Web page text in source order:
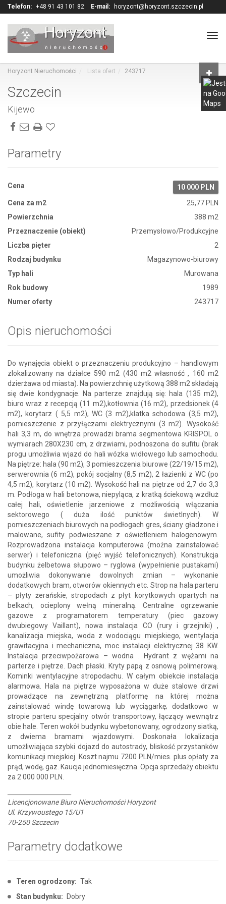
Telefon: +48 91 43 101 82 E-mail: horyzont@horyzont.szczecin.pl
Horyzont Nieruchomości Lista ofert 243717
Szczecin
Kijewo
Parametry
Cena
10 000 PLN
Cena za m2
25,77 PLN
Powierzchnia
388 m2
Przeznaczenie (obiekt)
Przemysłowo/Produkcyjne
Liczba pięter
2
Rodzaj budynku
Magazynowo-biurowy
Typ hali
Murowana
Rok budowy
1989
Numer oferty
243717
Opis nieruchomości
Do wynajęcia obiekt o przeznaczeniu produkcyjno – handlowym
zlokalizowany na działce 590 m2 (430 m2 własność , 160 m2
dzierżawa od miasta). Na powierzchnię użytkową 388 m2 składają
się dwie kondygnacje. Na parterze znajdują się: hala (135 m2),
biuro wraz z recepcją (11 m2),kotłownia (16 m2), przedsionek (4
m2), korytarz ( 5,5 m2), WC (3 m2),klatka schodowa (3,5 m2),
pomieszczenie z przyłączami elektrycznymi (3 m2). Wysokość
hali 3,3 m, do wnętrza prowadzi brama segmentowa KRISPOL o
wymiarach 280X230 cm, z drzwiami, podnoszona do sufitu (brak
progu umożliwia wjazd do hali wózka widłowego lub samochodu.
Na piętrze: hala (90 m2), 3 pomieszczenia biurowe (22/19/15 m2),
serwerownia (6 m2), pokój socjalny (8,5 m2), 2 łazienki z WC (po
4,5 m2), korytarz (10 m2). Wysokość hali na piętrze od 2,7 do 3,3
m. Podłoga w hali betonowa, niepyląca, z kratką ściekową wzdłuż
całej hali, oświetlenie jarzeniowe z możliwością włączania
sektorowego ( duża ilość punktów świetlnych). W
pomieszczeniach biurowych na podłogach gres, ściany gładzone i
malowane, sufity podwieszane z oświetleniem halogenowym.
Rozprowadzona instalacja komputerowa (można zainstalować
serwer) i telefoniczna (pięć wyjść telefonicznych). Konstrukcja
budynku żelbetowa słupowo – ryglowa (wypełnienie pustakami)
umożliwia dokonywanie dowolnych zmian – wykonanie
dodatkowych bram, otworów okiennych etc. Strop na hala parteru
– płyty żerańskie, stropodach z płyt korytkowych opartych na
belkach, ocieplony wełną mineralną. Centralne ogrzewanie
gazowe z programatorem temperatury (piec gazowy
dwubiegowy Vaillant), nowa instalacja CO (rury i grzejniki) ,
kanalizacja miejska, woda z wodociągu miejskiego, wentylacja
grawitacyjna i mechaniczna, moc instalacji elektrycznej 38 KW.
Instalacja przeciwpożarowa – wodna . Hydrant z wężami na
parterze i piętrze. Dach płaski. Kryty papą z osnową polimerową.
Kominki wentylacyjne stropodachu. W całym obiekcie instalacja
alarmowa. Hala na piętrze wyposażona w duże stalowe drzwi
prowadzące na zewnętrzną platformę na której można
zainstalować windę towarową lub wyciągarkę; dodatkowo w
stropie parteru specjalny otwór transportowy, łączący wewnątrz
obie hale. Teren wokół budynku wybetonowany, ogrodzony siatką,
z dwiema bramami wjazdowymi. Doskonała lokalizacja
umożliwiająca szybki dojazd do autostrady, bliskość przystanków
komunikacji miejskiej. Koszt najmu 7200 PLN/mies. plus opłaty za
prąd, wodę, gaz. Kaucja jednomiesięczna. Opcja sprzedaży obiektu
za 2 000 000 PLN.
Licencjonowane Biuro Nieruchomości Horyzont
Ul. Krzywoustego 15/U1
70-250 Szczecin
Parametry dodatkowe
Teren ogrodzony: Tak
Stan budynku:
Dobry